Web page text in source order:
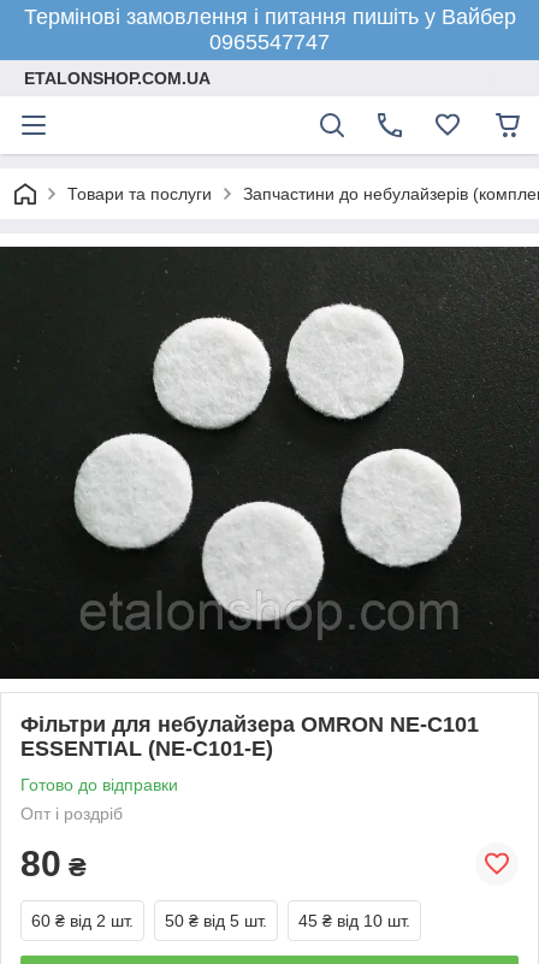
Термінові замовлення і питання пишіть у Вайбер
0965547747
ETALONSHOP.COM.UA
Товари та послуги Запчастини до небулайзерів
Фільтри для небулайзера OMRON NE-C101
ESSENTIAL (NE-C101-E)
Готово до відправки
Опт і роздріб
80 ₴
60 ₴ від 2 шт. 50 ₴ від 5 шт. 45 ₴ від 10 шт.